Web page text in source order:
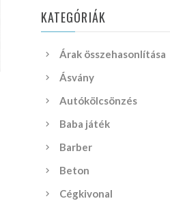
KATEGÓRIÁK
Árak összehasonlítása
Ásvány
Autókölcsönzés
Baba játék
Barber
Beton
Cégkivonal